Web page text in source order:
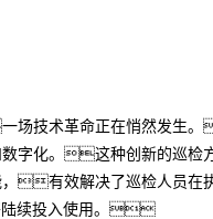
场技术革命正在悄然发生
字化。这种创新的巡
有效解决了巡检人员
陆续投入使用。